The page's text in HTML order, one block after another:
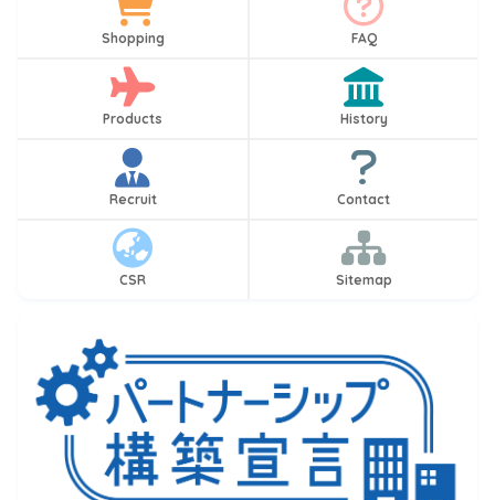
Shopping FAQ
Products History
Recruit Contact
CSR Sitemap